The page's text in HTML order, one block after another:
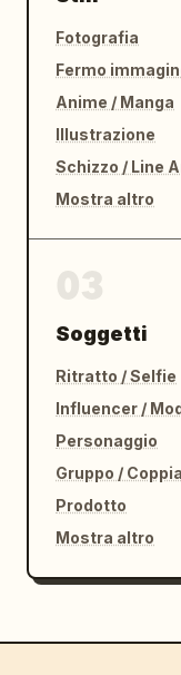
Fotografia
Anime / Manga
Illustrazione
Schizzo / Line
Mostra altro
Soggetti
Ritratto / Selfie
Influencer /
Personaggio
Gruppo / Coppia
Prodotto
Mostra altro